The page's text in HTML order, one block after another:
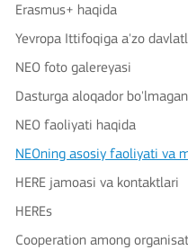
Erasmus+ haqida
Yevropa Ittifoqiga a'zo
NEO foto galereyasi
Dasturga aloqador
NEO faoliyati haqida
NEOning asosiy faoliyati va
HERE jamoasi va kontaktlari
HEREs
Cooperation among